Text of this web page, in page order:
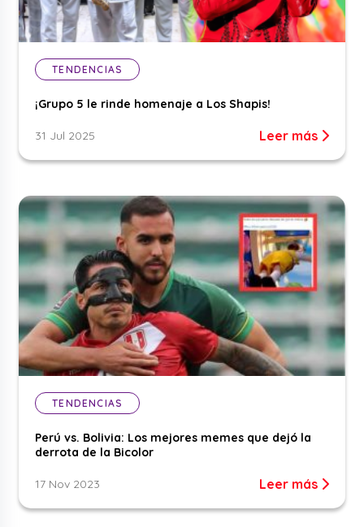
TENDENCIAS
¡Grupo 5 le rinde homenaje a Los Shapis!
31 Jul 2025 Leer más
TENDENCIAS
Perú vs. Bolivia: Los mejores memes que dejó la
derrota de la Bicolor
17 Nov 2023 Leer más